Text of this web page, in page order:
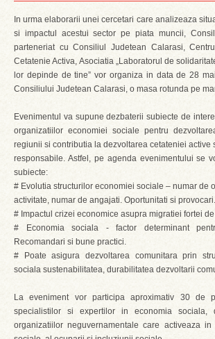
In urma elaborarii unei cercetari care analizeaza
si impactul acestui sector pe piata muncii,
parteneriat cu Consiliul Judetean Calarasi,
Cetatenie Activa, Asociatia „Laboratorul de
lor depinde de tine” vor organiza in data de 28
Consiliului Judetean Calarasi, o masa rotunda pe
Evenimentul va supune dezbaterii subiecte de
organizatiilor economiei sociale pentru
regiunii si contributia la dezvoltarea cetateniei active
responsabile. Astfel, pe agenda evenimentului se
subiecte:
# Evolutia structurilor economiei sociale – numar de
activitate, numar de angajati. Oportunitati si provocari.
# Impactul crizei economice asupra migratiei fortei
#
Economia sociala - factor determinant
Recomandari si bune practici.
#
Poate asigura dezvoltarea comunitara prin
sociala sustenabilitatea, durabilitatea dezvoltarii
La eveniment vor participa aproximativ 30 de
specialistilor si expertilor in economia sociala,
organizatiilor neguvernamentale care activeaza